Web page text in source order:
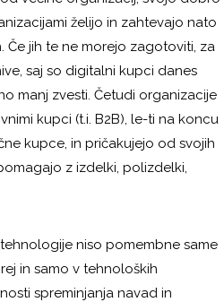
želijo in zahtevajo nato
Če jih te ne morejo zagotoviti, za
saj so digitalni kupci danes
manj zvesti. Četudi organizacije
kupci (t.i. B2B), le-ti na koncu
kupce, in pričakujejo od svojih
z izdelki, polizdelki,
niso pomembne same
in samo v tehnoloških
spreminjanja navad in